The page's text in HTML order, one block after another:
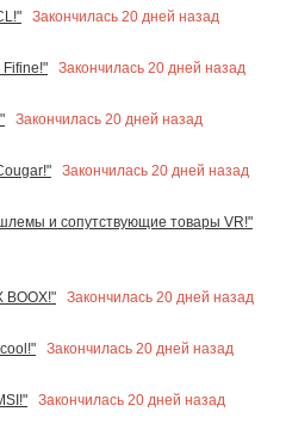
Закончилась 20 дней назад
Закончилась 20 дней назад
Закончилась 20 дней назад
Закончилась 20 дней назад
и сопутствующие товары VR!"
BOOX!"
Закончилась 20 дней назад
Закончилась 20 дней назад
Закончилась 20 дней назад